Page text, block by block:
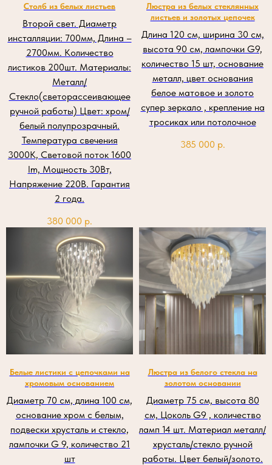
Столб из белых листьев
Второй свет. Диаметр
инсталляции: 700мм, Длина –
2700мм. Количество
листиков 200шт. Материалы:
Металл/
Стекло(светорассеивающее
ручной работы) Цвет: хром/
белый полупрозрачный.
Температура свечения
3000К, Световой поток 1600
lm, Мощность 30Вт,
Напряжение 220В. Гарантия
2 года.
380 000 р.
Люстра из белых стеклянных
листьев и золотых цепочек
Длина 120 см, ширина 30 см,
высота 90 см, лампочки G9,
количество 15 шт, основание
металл, цвет основания
белое матовое и золото
супер зеркало , крепление на
тросиках или потолочное
385 000 р.
Белые листики с цепочками на
хромовым основанием
Диаметр 70 см, длина 100 см,
основание хром с белым,
подвески хрусталь и стекло,
лампочки G 9, количество 21
шт
Люстра из белого стекла на
золотом основании
Диаметр 75 см, высота 80
см, Цоколь G9 , количество
ламп 14 шт. Материал металл/
хрусталь/стекло ручной
работы. Цвет белый/золото.